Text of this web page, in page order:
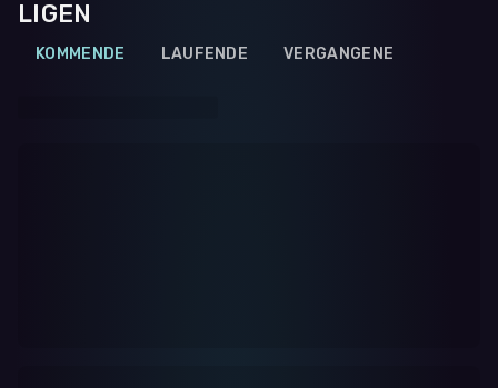
LIGEN
KOMMENDE LAUFENDE VERGANGENE